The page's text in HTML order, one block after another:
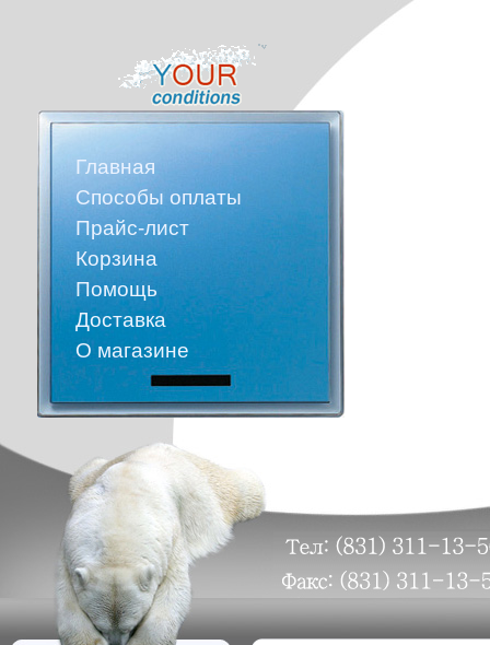
Главная
Способы оплаты
Прайс-лист
Корзина
Помощь
Доставка
О магазине